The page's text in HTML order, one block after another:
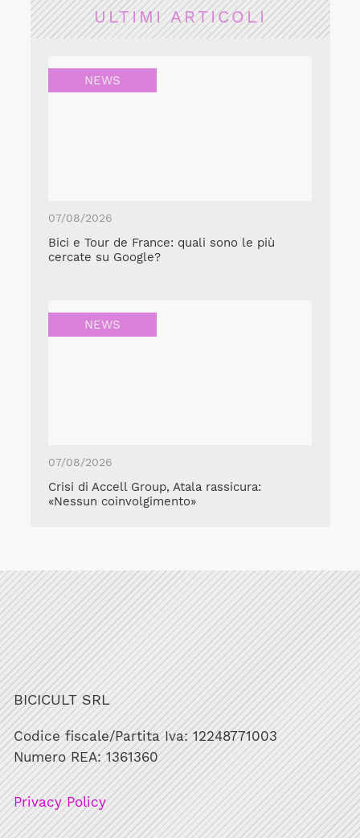
ULTIMI ARTICOLI
NEWS
07/08/2026
Bici e Tour de France: quali sono le più
cercate su Google?
NEWS
07/08/2026
Crisi di Accell Group, Atala rassicura:
«Nessun coinvolgimento»
BICICULT SRL
Codice fiscale/Partita Iva: 12248771003
Numero REA: 1361360
Privacy Policy